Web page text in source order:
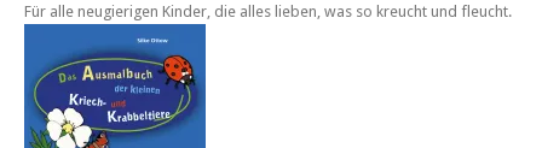
Für alle neugierigen Kinder, die alles lieben, was so kreucht und fleucht.